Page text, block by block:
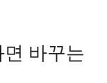
바꾸는